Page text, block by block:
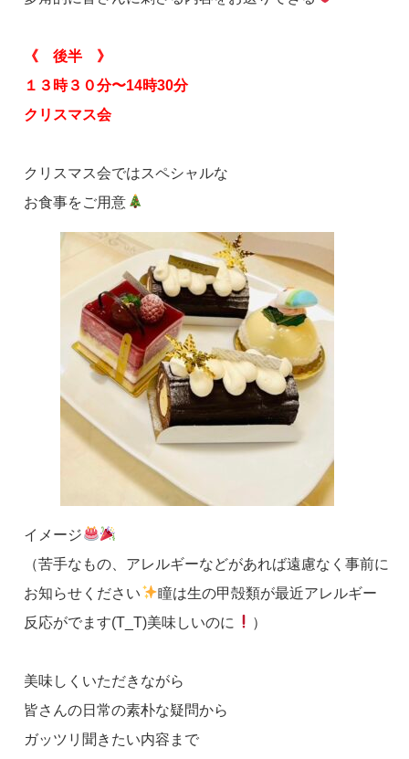
《 後半 》
１３時３０分〜14時30分
クリスマス会
クリスマス会ではスペシャルな
お食事をご用意
イメージ
（苦手なもの、アレルギーなどがあれば遠慮なく事前に
お知らせください
瞳は生の甲殻類が最近アレルギー
反応がでます(T_T)美味しいのに
）
美味しくいただきながら
皆さんの日常の素朴な疑問から
ガッツリ聞きたい内容まで